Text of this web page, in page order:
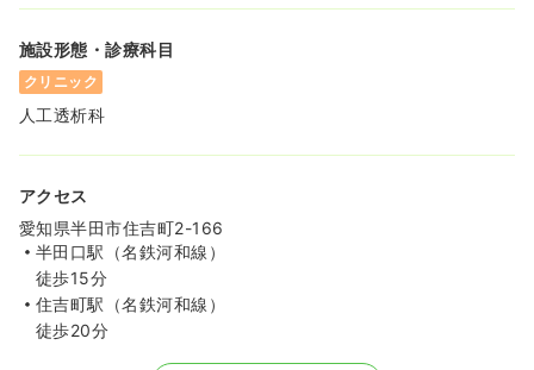
施設形態・診療科目
クリニック
人工透析科
アクセス
愛知県半田市住吉町2-166
半田口駅（名鉄河和線）
徒歩15分
住吉町駅（名鉄河和線）
徒歩20分